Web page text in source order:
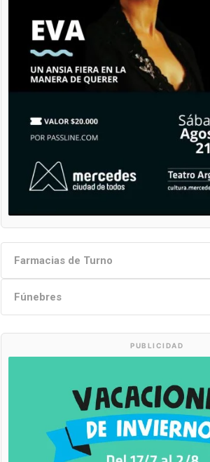
Farmacias de Turno
Fúnebres
PUBLICIDAD